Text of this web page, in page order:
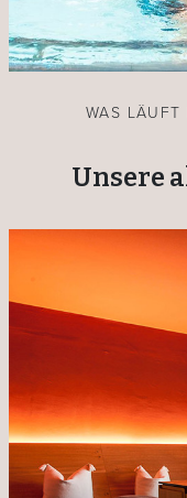
WAS LÄUFT
Unsere